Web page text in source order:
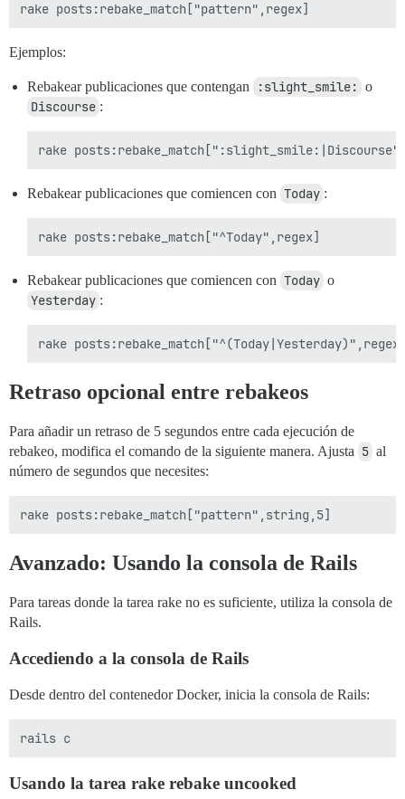
Ejemplos:
Rebakear publicaciones que contengan :slight_smile: o
Discourse :
Rebakear publicaciones que comiencen con Today :
Rebakear publicaciones que comiencen con Today o
Yesterday :
Retraso opcional entre rebakeos
Para añadir un retraso de 5 segundos entre cada ejecución de
rebakeo, modifica el comando de la siguiente manera. Ajusta 5 al
número de segundos que necesites:
Avanzado: Usando la consola de Rails
Para tareas donde la tarea rake no es suficiente, utiliza la consola de
Rails.
Accediendo a la consola de Rails
Desde dentro del contenedor Docker, inicia la consola de Rails:
Usando la tarea rake rebake uncooked